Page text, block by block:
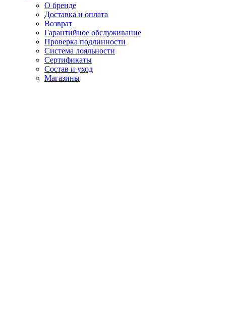
О бренде
Доставка и оплата
Возврат
Гарантийное обслуживание
Проверка подлинности
Система лояльности
Сертификаты
Состав и уход
Магазины